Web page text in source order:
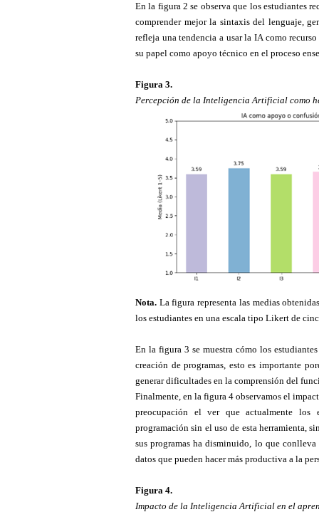
En la figura 2 se observa que los estudiantes
comprender mejor la sintaxis del lenguaje,
refleja una tendencia a usar la IA como
su papel como apoyo técnico en el proceso
Figura 3.
Percepción de la Inteligencia Artificial como
Nota. La figura representa las medias
los estudiantes en una escala tipo Likert de
En la figura 3 se muestra cómo los
creación de programas, esto es importante
generar dificultades en la comprensión del
Finalmente, en la figura 4 observamos el
preocupación el ver que actualmente los
programación sin el uso de esta herramienta,
sus programas ha disminuido, lo que
datos que pueden hacer más productiva a la
Figura 4.
Impacto de la Inteligencia Artificial en el